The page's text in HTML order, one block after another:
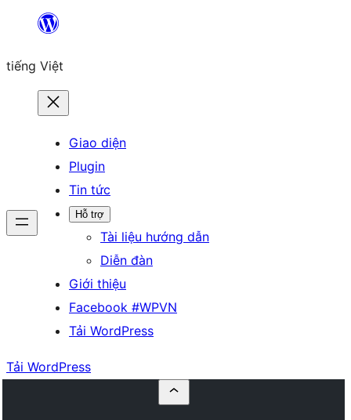
Chuyển
phần
tiếng Việt
Giao diện
Plugin
Tin tức
Hỗ trợ
Tài liệu hướng dẫn
Diễn đàn
Giới thiệu
Facebook #WPVN
Tải WordPress
Tải WordPress